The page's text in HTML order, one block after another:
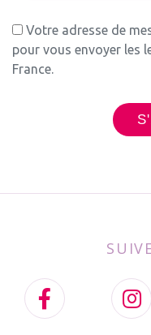
Votre adresse de
pour vous envoyer les
France.